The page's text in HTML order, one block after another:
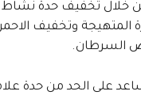
خلال تخفيف حدة نشاط
وتخفيف
السرطان.
على الحد من حدة